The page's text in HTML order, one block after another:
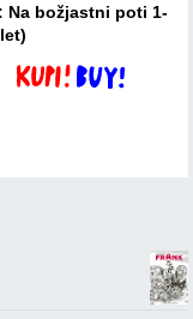
Na božjastni poti 1-
Dodaj v košarico